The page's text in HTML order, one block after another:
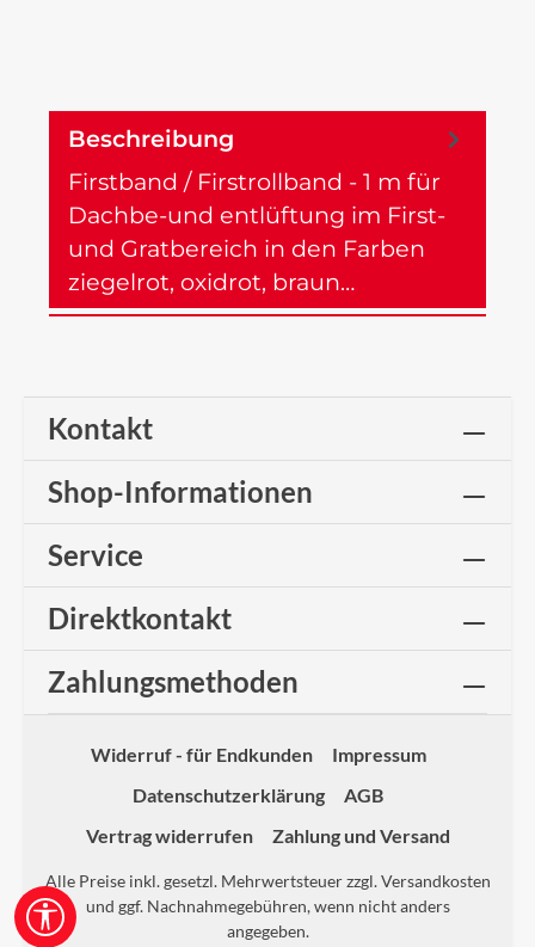
Beschreibung
Firstband / Firstrollband - 1 m für
Dachbe-und entlüftung im First-
und Gratbereich in den Farben
ziegelrot, oxidrot, braun…
Kontakt
Shop-Informationen
Service
Direktkontakt
Zahlungsmethoden
Widerruf - für Endkunden
Impressum
Datenschutzerklärung
AGB
Vertrag widerrufen
Zahlung und Versand
Alle Preise inkl. gesetzl. Mehrwertsteuer zzgl.Versandkosten
und ggf. Nachnahmegebühren, wenn nicht anders
angegeben.
Werkzeugleiste anzeigen